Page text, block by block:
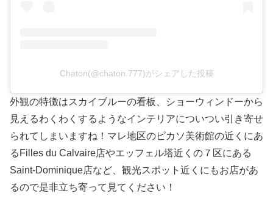
Chaton(@chaton.777)がシェアした投稿
外観の特徴はスカイブルーの看板、ショーウィンドーから
見えるわくわくするようなインテリアについつい引き寄せ
られてしまいますね！マレ地区のピカソ美術館の近くにあ
るFilles du Calvaire店やエッフェル塔近くの７区にある
Saint-Dominique店など、観光スポット近くにもお店があ
るので是非立ち寄って見てください！